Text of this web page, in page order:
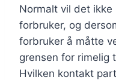
Normalt vil det
forbruker, og
forbruker å måtte
grensen for
Hvilken kontakt